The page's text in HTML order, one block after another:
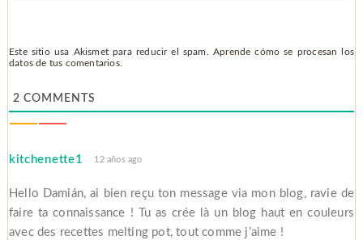
Este sitio usa Akismet para reducir el spam. Aprende cómo se procesan los
datos de tus comentarios.
2 COMMENTS
kitchenette1 12 años ago
Hello Damián, ai bien reçu ton message via mon blog, ravie de
faire ta connaissance ! Tu as crée là un blog haut en couleurs
avec des recettes melting pot, tout comme j’aime !